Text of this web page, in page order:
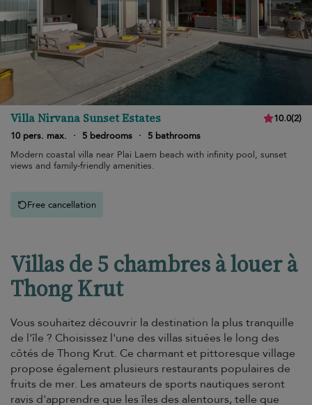
Villa Nirvana Sunset Estates 10.0(2)
10 pers. max.
· 5 bedrooms ·
5 bathrooms
Modern coastal villa near Plai Laem beach with infinity pool, sunset
views and family-friendly amenities.
Free cancellation
Villas de 5 chambres à louer à
Thong Krut
Vous souhaitez découvrir la destination la plus tranquille
de l'île ? Choisissez l'une des villas situées le long des
côtés de Thong Krut. Ce charmant et pittoresque village
propose également plusieurs restaurants populaires de
fruits de mer. Les amateurs de sports nautiques seront
ravis d'apprendre que les îles des alentours, telle que